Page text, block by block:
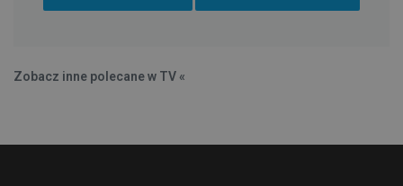
Zobacz inne polecane w TV «